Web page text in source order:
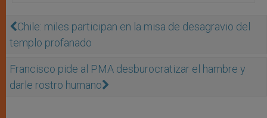
Chile: miles participan en la misa de desagravio del
templo profanado
Francisco pide al PMA desburocratizar el hambre y
darle rostro humano